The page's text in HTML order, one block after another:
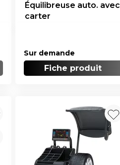
Équilibreuse auto. avec
carter
Sur demande
Fiche produit